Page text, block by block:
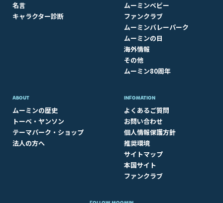
名言
キャラクター診断
ムーミンベビー
ファンクラブ
ムーミンバレーパーク
ムーミンの日
海外情報
その他
ムーミン80周年
ABOUT​
ムーミンの歴史
トーベ・ヤンソン
テーマパーク・ショップ
法人の方へ
INFOMATION
よくあるご質問
お問い合わせ
個人情報保護方針
推奨環境
サイトマップ
本国サイト
ファンクラブ